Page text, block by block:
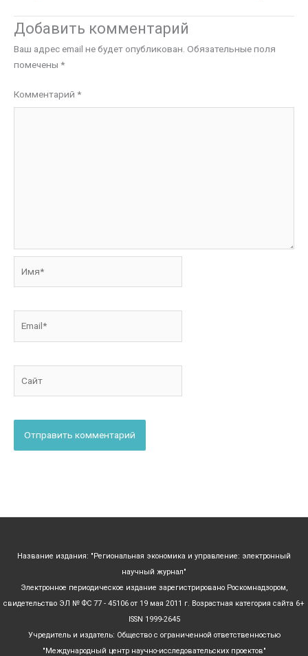
Добавить комментарий
Ваш адрес email не будет опубликован. Обязательные поля
помечены *
Комментарий *
Название издания: "Региональная экономика и управление: электронный
научный журнал"
Электронное периодическое издание зарегистрировано Роскомнадзором,
свидетельство ЭЛ № ФС 77 - 45106 от 19 мая 2011 г. Возрастная категория сайта 6+
ISSN 1999-2645
Учредитель и издатель: Общество с ограниченной ответственностью
"Международный центр научно-исследовательских проектов"